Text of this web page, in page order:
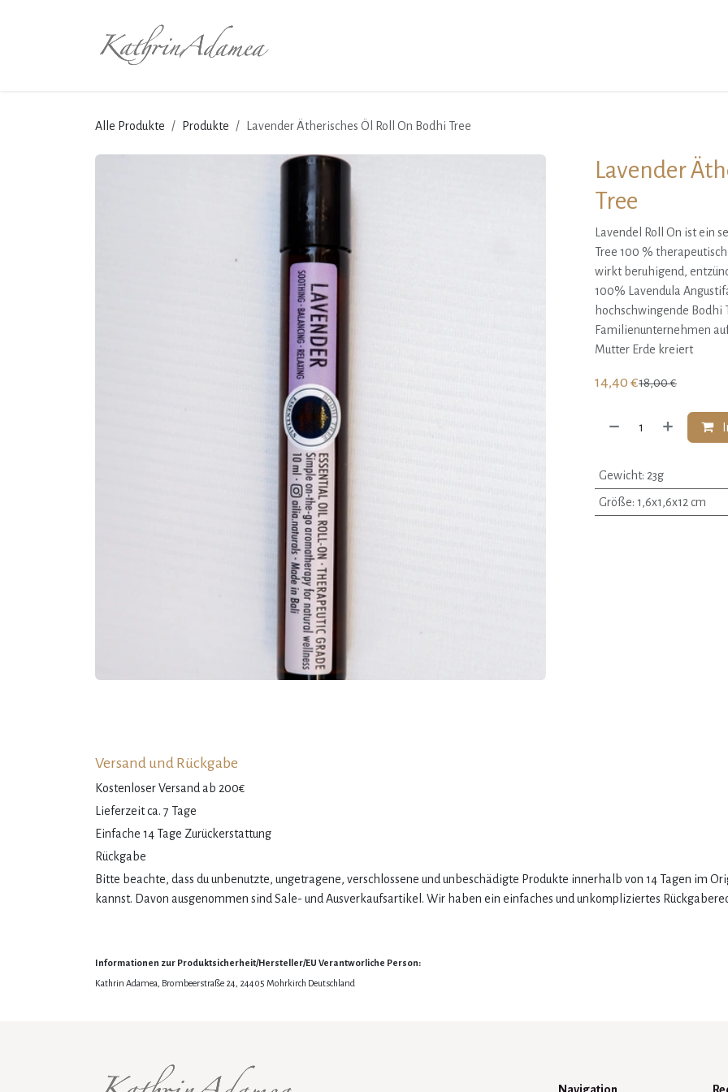
Alle Produkte Produkte Lavender Ätherisches Öl Roll On Bodhi Tree
Lavender
Tree
Lavendel Roll On ist ein
Tree 100 %
wirkt beruhigend,
100% Lavendula
hochschwingende Bodhi
Familienunternehmen
Mutter Erde kreiert
14,40 €18,00€
Gewicht: 23g
Größe: 1,6x1,6x12 cm
Versand und Rückgabe
Kostenloser Versand ab 200€
Lieferzeit ca. 7 Tage
Einfache 14 Tage Zurückerstattung
Rückgabe
Bitte beachte, dass du unbenutzte, ungetragene, verschlossene und unbeschädigte Produkte innerhalb von 14 Tagen im
kannst. Davon ausgenommen sind Sale- und Ausverkaufsartikel. Wir haben ein einfaches und unkompliziertes
Informationen zur Produktsicherheit/Hersteller/EU Verantworliche Person:
Kathrin Adamea, Brombeerstraße 24, 24405 Mohrkirch Deutschland